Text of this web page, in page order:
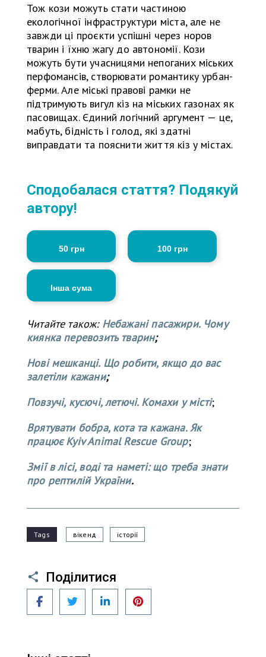
Тож кози можуть стати частиною
екологічної інфраструктури міста, але не
завжди ці проєкти успішні через норов
тварин і їхню жагу до автономії. Кози
можуть бути учасницями непоганих міських
перфомансів, створювати романтику урбан-
ферми. Але міські правові рамки не
підтримують вигул кіз на міських газонах як
пасовищах. Єдиний логічний аргумент — це,
мабуть, бідність і голод, які здатні
виправдати та пояснити життя кіз у містах.
Сподобалася стаття? Подякуй
автору!
50 грн 100 грн
Інша сума
Читайте також: Небажані пасажири. Чому
киянка перевозить тварин;
Нові мешканці. Що робити, якщо до вас
залетіли кажани;
Повзучі, кусючі, летючі. Комахи у місті;
Врятувати бобра, кота та кажана. Як
працює Kyiv Animal Rescue Group;
Змії в лісі, воді та наметі: що треба знати
про рептилій України.
Tags вікенд історії
Поділитися
FacebookTwitter LinkedIn